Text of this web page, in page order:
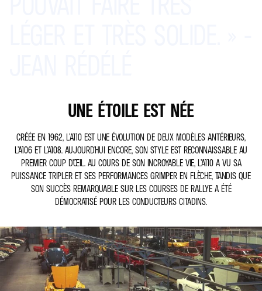
UNE ÉTOILE EST NÉE
CRÉÉE EN 1962, L’A110 EST UNE ÉVOLUTION DE DEUX MODÈLES ANTÉRIEURS,
L’A106 ET L’A108. AUJOURD’HUI ENCORE, SON STYLE EST RECONNAISSABLE AU
PREMIER COUP D’ŒIL. AU COURS DE SON INCROYABLE VIE, L’A110 A VU SA
PUISSANCE TRIPLER ET SES PERFORMANCES GRIMPER EN FLÈCHE, TANDIS QUE
SON SUCCÈS REMARQUABLE SUR LES COURSES DE RALLYE A ÉTÉ
DÉMOCRATISÉ POUR LES CONDUCTEURS CITADINS.